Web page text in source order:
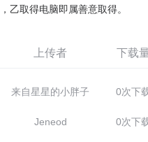
乙取得电脑即属善意取得。
上传者 下载
来自星星的小胖子 0次下
Jeneod 0次下